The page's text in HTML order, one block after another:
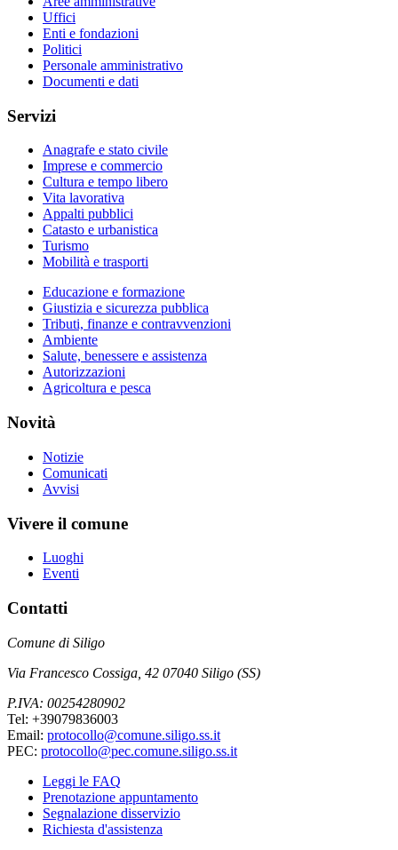
Uffici
Enti e fondazioni
Politici
Personale amministrativo
Documenti e dati
Servizi
Anagrafe e stato civile
Imprese e commercio
Cultura e tempo libero
Vita lavorativa
Appalti pubblici
Catasto e urbanistica
Turismo
Mobilità e trasporti
Educazione e formazione
Giustizia e sicurezza pubblica
Tributi, finanze e contravvenzioni
Ambiente
Salute, benessere e assistenza
Autorizzazioni
Agricoltura e pesca
Novità
Notizie
Comunicati
Avvisi
Vivere il comune
Luoghi
Eventi
Contatti
Comune di Siligo
Via Francesco Cossiga, 42 07040 Siligo (SS)
P.IVA: 00254280902
Tel: +39079836003
Email: protocollo@comune.siligo.ss.it
PEC: protocollo@pec.comune.siligo.ss.it
Leggi le FAQ
Prenotazione appuntamento
Segnalazione disservizio
Richiesta d'assistenza